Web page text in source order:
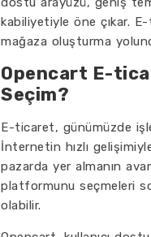
kabiliyetiyle öne çıkar.
mağaza oluşturma
Opencart E-
Seçim?
E-ticaret, günümüzde
İnternetin hızlı
pazarda yer almanın
platformunu seçmeleri
olabilir.